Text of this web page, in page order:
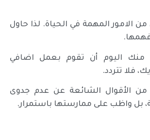
الامور المهمة في الحياة. لذا حاول
فهمها.
منك اليوم أن تقوم بعمل اضافي
فلا تتردد.
الأقوال الشائعة عن عدم جدوى
بل واظب على ممارستها باستمرار.